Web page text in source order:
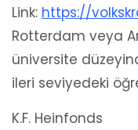
Link: https://
Rotterdam veya
üniversite
ileri seviyedeki
K.F. Heinfonds